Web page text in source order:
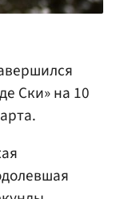
Ски» на 10